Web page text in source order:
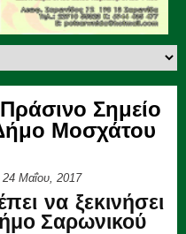
Σημείο
Μοσχάτου
24 Μαΐου, 2017
να ξεκινήσει
Σαρωνικού